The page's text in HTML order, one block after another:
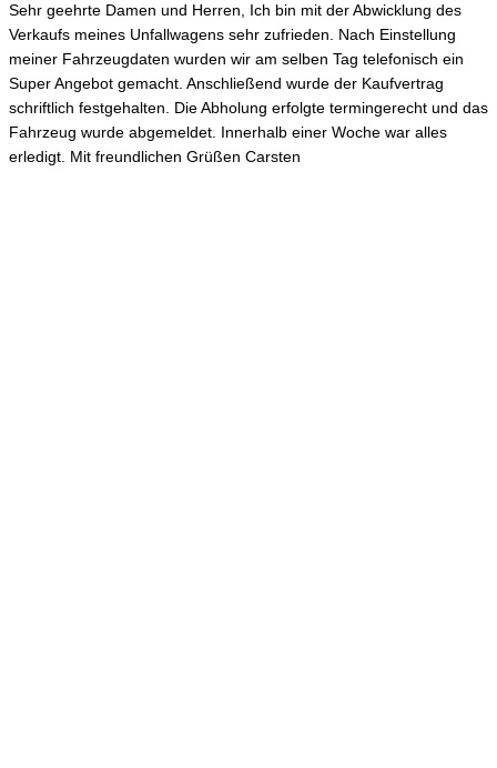
Sehr geehrte Damen und Herren, Ich bin mit der Abwicklung des
Verkaufs meines Unfallwagens sehr zufrieden. Nach Einstellung
meiner Fahrzeugdaten wurden wir am selben Tag telefonisch ein
Super Angebot gemacht. Anschließend wurde der Kaufvertrag
schriftlich festgehalten. Die Abholung erfolgte termingerecht und das
Fahrzeug wurde abgemeldet. Innerhalb einer Woche war alles
erledigt. Mit freundlichen Grüßen Carsten